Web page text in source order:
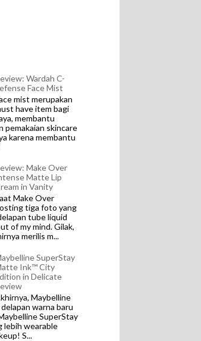
Wardah C-
Face Mist
mist merupakan
have item bagi
membantu
pemakaian skincare
karena membantu
Make Over
Matte Lip
in Vanity
Make Over
tiga foto yang
tube liquid
of my mind. Gilak,
merilis m...
SuperStay
Ink™ City
in Delicate
Maybelline
warna baru
SuperStay
lebih wearable
S...